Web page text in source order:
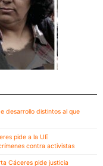
desarrollo distintos al que
pide a la UE
contra activistas
Cáceres pide justicia